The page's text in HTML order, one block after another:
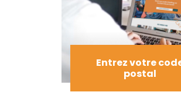
Entrez votre
postal